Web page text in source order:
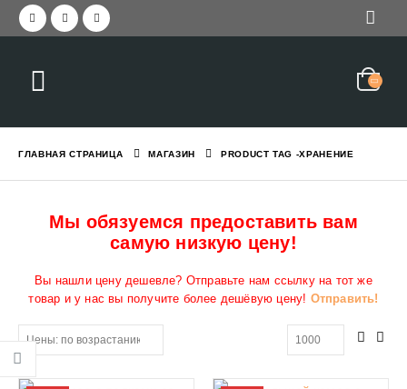
ГЛАВНАЯ СТРАНИЦА МАГАЗИН PRODUCT TAG -ХРАНЕНИЕ
Мы обязуемся предоставить вам
самую низкую цену!
Вы нашли цену дешевле? Отправьте нам ссылку на тот же
товар и у нас вы получите более дешёвую цену! Отправить!